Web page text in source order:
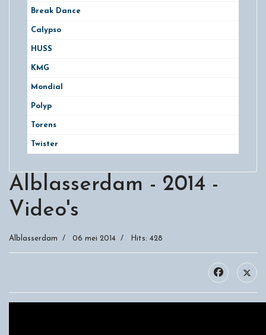
Break Dance
Calypso
HUSS
KMG
Mondial
Polyp
Torens
Twister
Alblasserdam - 2014 -
Video's
Alblasserdam 06 mei 2014 Hits: 428